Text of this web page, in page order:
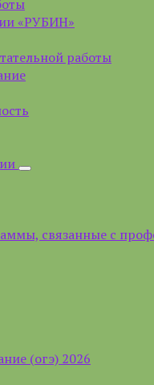
«РУБИН»
работы
связанные с
(огэ) 2026